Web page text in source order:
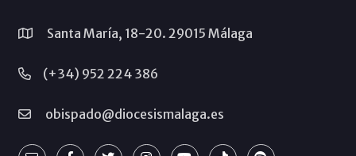
Santa María, 18-20. 29015 Málaga
(+34) 952 224 386
obispado@diocesismalaga.es